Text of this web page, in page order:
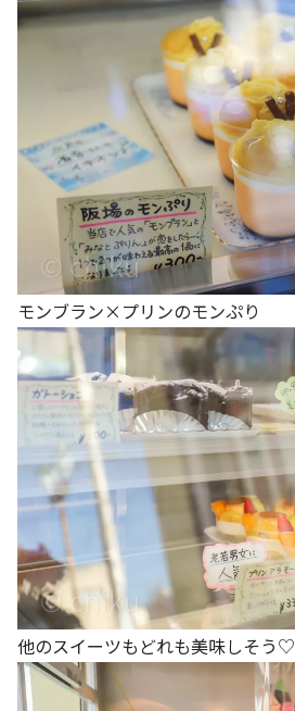
モンブラン×プリンのモンぷり
他のスイーツもどれも美味しそう♡